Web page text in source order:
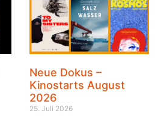
Neue Dokus –
Kinostarts August
2026
25. Juli 2026